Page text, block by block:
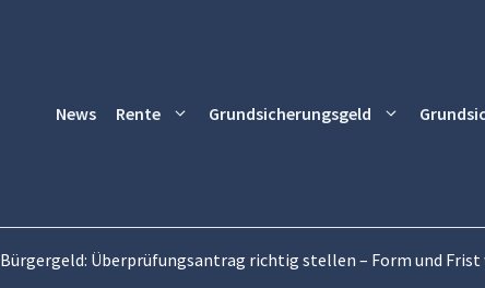
News Rente Grundsicherungsgeld
Bürgergeld: Überprüfungsantrag richtig stellen – Form und Frist